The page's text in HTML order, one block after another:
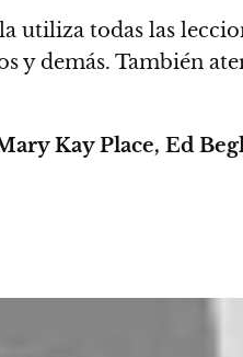
utiliza todas las
y demás. También
Kay Place, Ed